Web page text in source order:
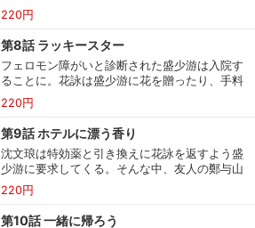
閉じる
基本情報、本人連絡先、パスワード 、クレ
ジットカード情報の変更が可能です。
決済方法の変更が可能です。
花詠に出身地について尋ねる。花詠の口から出
た意外な答えとは…？沈文琅の元には従兄や身
内から連絡が次々と届いていた。高途は沈文琅
に言われるがまま、ランチの店に同行する。す
ると、そこにいたのは思いも寄らない２人
で…。
220円
第8話 ラッキースター
フェロモン障がいと診断された盛少游は入院す
ることに。花詠は盛少游に花を贈ったり、手料
理を作ったりして世話を焼く。そんな花詠にあ
きれる沈文琅。花詠の献身的な世話が功を奏
し、無事に仕事に復帰した盛少游は、陳品明を
連れてＸ社との茶会に向かう。しかし秘書のた
めの席はなく…。その様子を別室で見ていた花
詠は？
220円
第9話 ホテルに漂う香り
沈文琅は特効薬と引き換えに花詠を返すよう盛
少游に要求してくる。そんな中、友人の鄭与山
（ジョン・ユーシャン）からＸ社の社長がＸホ
テルで宴会を開くという情報が盛少游の耳に入
る。その頃、盛少游の異母兄弟の盛少清（ショ
220円
第10話 一緒に帰ろう